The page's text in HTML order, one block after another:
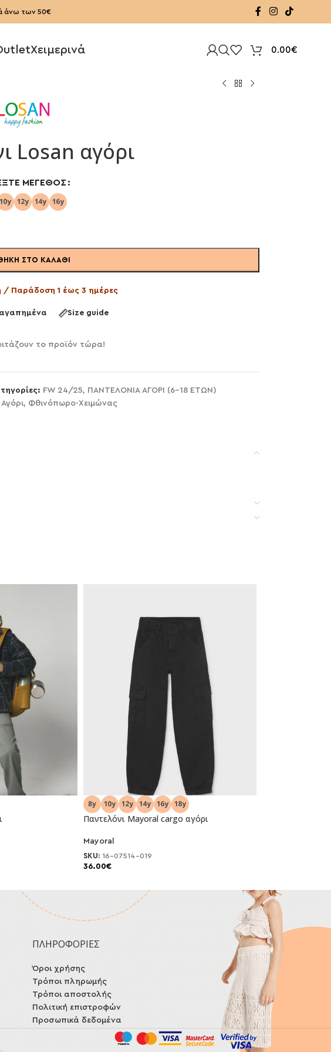
άνω των 50€
Χειμερινά 0.00€
Losan αγόρι
ΜΈΓΕΘΟΣ
ΣΤΟ ΚΑΛΆΘΙ
Παράδοση 1 έως 3 ημέρες
Size guide
το προϊόν τώρα!
FW 24/25, ΠΑΝΤΕΛΟΝΙΑ ΑΓΟΡΙ (6-18 ΕΤΩΝ)
Αγόρι, Φθινόπωρο-Χειμώνας
NEO
Παντελόνι Mayoral cargo αγόρι
Mayoral
SKU: 16-07514-019
36.00€
ΠΛΗΡΟΦΟΡΙΕΣ
Όροι χρήσης
Τρόποι πληρωμής
Τρόποι αποστολής
Πολιτική επιστροφών
Προσωπικά δεδομένα